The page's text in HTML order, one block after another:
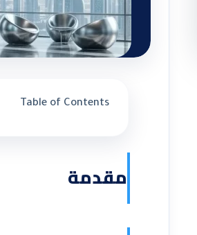
Table of Contents
مقدمة